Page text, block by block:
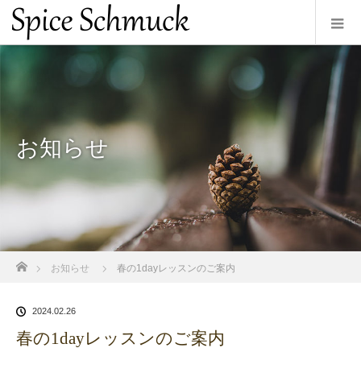
お知らせ
ホーム
お知らせ 春の1dayレッスンのご案内
2024.02.26
春の1dayレッスンのご案内